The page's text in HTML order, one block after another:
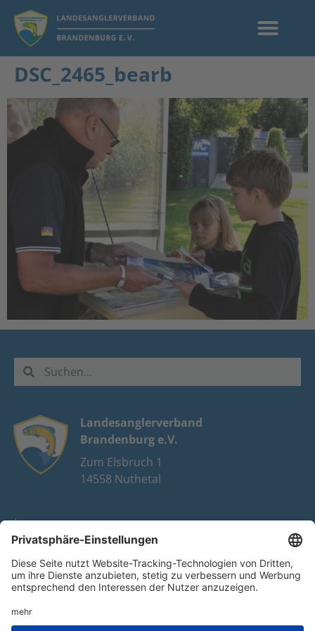
DSC_2465_bearb
Landesanglerverband
Brandenburg e.V.
Zum Elsbruch 1
14558 Nuthetal
Impressum
Datenschutz
FAQ